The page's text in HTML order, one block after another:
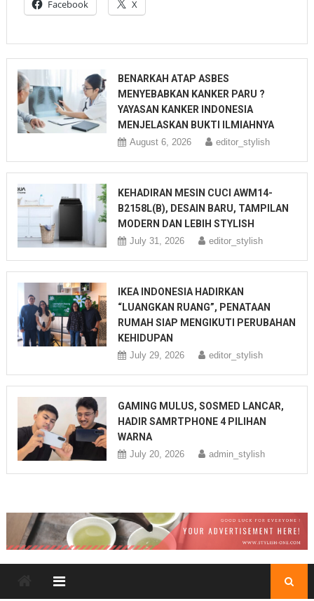
Facebook X
BENARKAH ATAP ASBES
MENYEBABKAN KANKER PARU ?
YAYASAN KANKER INDONESIA
MENJELASKAN BUKTI ILMIAHNYA
August 6, 2026 editor_stylish
KEHADIRAN MESIN CUCI AWM14-
B2158L(B), DESAIN BARU, TAMPILAN
MODERN DAN LEBIH STYLISH
July 31, 2026 editor_stylish
IKEA INDONESIA HADIRKAN
“LUANGKAN RUANG”, PENATAAN
RUMAH SIAP MENGIKUTI PERUBAHAN
KEHIDUPAN
July 29, 2026 editor_stylish
GAMING MULUS, SOSMED LANCAR,
HADIR SAMRTPHONE 4 PILIHAN
WARNA
July 20, 2026 admin_stylish